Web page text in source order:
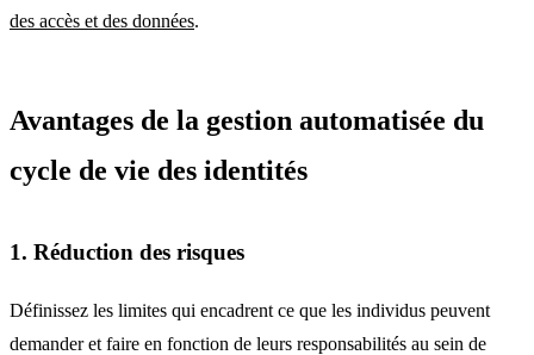
des accès et des données.
Avantages de la gestion automatisée du
cycle de vie des identités
1. Réduction des risques
Définissez les limites qui encadrent ce que les individus peuvent
demander et faire en fonction de leurs responsabilités au sein de